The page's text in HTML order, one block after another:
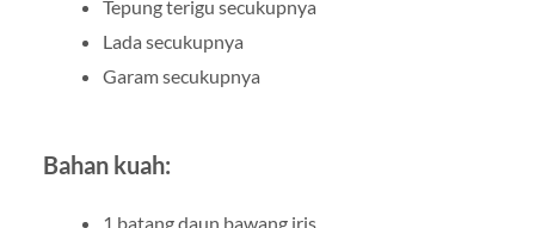
Tepung terigu secukupnya
Lada secukupnya
Garam secukupnya
Bahan kuah:
1 batang daun bawang iris